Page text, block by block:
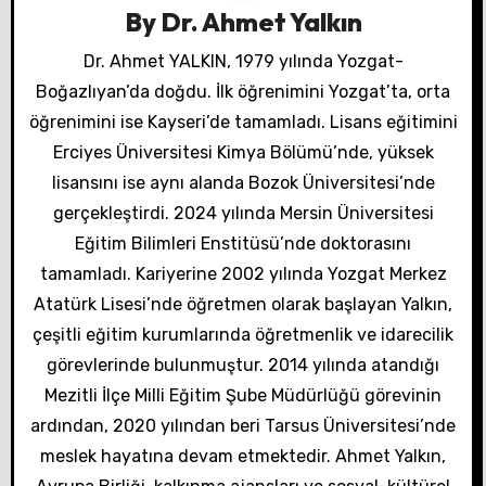
n
m
e
i
By Dr. Ahmet Yalkın
Dr. Ahmet YALKIN, 1979 yılında Yozgat-
Boğazlıyan’da doğdu. İlk öğrenimini Yozgat’ta, orta
öğrenimini ise Kayseri’de tamamladı. Lisans eğitimini
Erciyes Üniversitesi Kimya Bölümü’nde, yüksek
lisansını ise aynı alanda Bozok Üniversitesi’nde
gerçekleştirdi. 2024 yılında Mersin Üniversitesi
Eğitim Bilimleri Enstitüsü’nde doktorasını
tamamladı. Kariyerine 2002 yılında Yozgat Merkez
Atatürk Lisesi’nde öğretmen olarak başlayan Yalkın,
çeşitli eğitim kurumlarında öğretmenlik ve idarecilik
görevlerinde bulunmuştur. 2014 yılında atandığı
Mezitli İlçe Milli Eğitim Şube Müdürlüğü görevinin
ardından, 2020 yılından beri Tarsus Üniversitesi’nde
meslek hayatına devam etmektedir. Ahmet Yalkın,